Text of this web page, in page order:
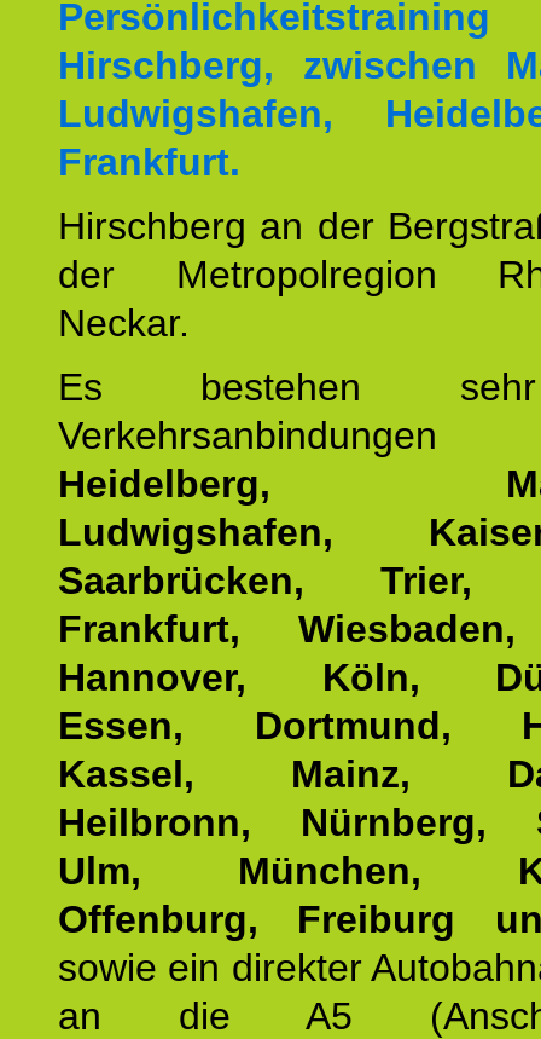
Hirschberg, zwischen
Ludwigshafen,
Frankfurt.
Hirschberg an der
der Metropolregion
Neckar.
Es bestehen
Heidelberg,
Ludwigshafen,
Saarbrücken, Trier,
Frankfurt,
Hannover, Köln,
Essen, Dortmund,
Kassel, Mainz,
Heilbronn, Nürnberg,
Ulm, München,
Offenburg, Freiburg
sowie ein direkter
an die A5